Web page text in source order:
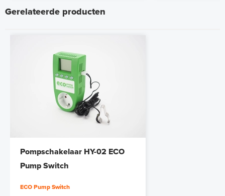
Gerelateerde producten
Pompschakelaar HY-02 ECO
Pump Switch
ECO Pump Switch